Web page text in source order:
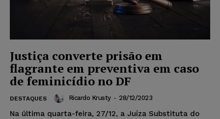
Justiça converte prisão em
flagrante em preventiva em caso
de feminicídio no DF
DESTAQUES Ricardo Krusty - 28/12/2023
Na última quarta-feira, 27/12, a Juíza Substituta do